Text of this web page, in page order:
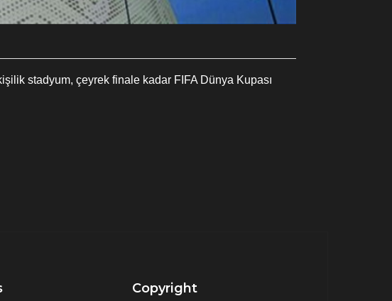
stadyum, çeyrek finale kadar FIFA Dünya Kupası
Copyright